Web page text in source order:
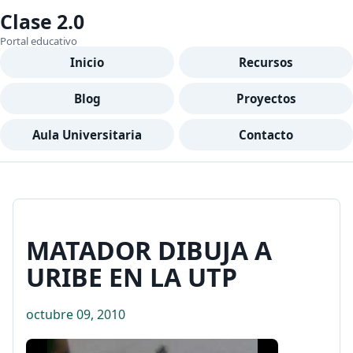
Clase 2.0
Portal educativo
Inicio Recursos
Blog Proyectos
Aula Universitaria Contacto
MATADOR DIBUJA A
URIBE EN LA UTP
octubre 09, 2010